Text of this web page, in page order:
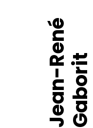
Jean-RenéGaborit